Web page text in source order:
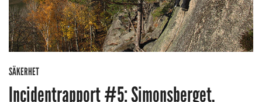
SÄKERHET
Incidentrapport #5: Simonsberget,